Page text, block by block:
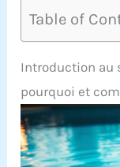
Table of
Introduction au
pourquoi et